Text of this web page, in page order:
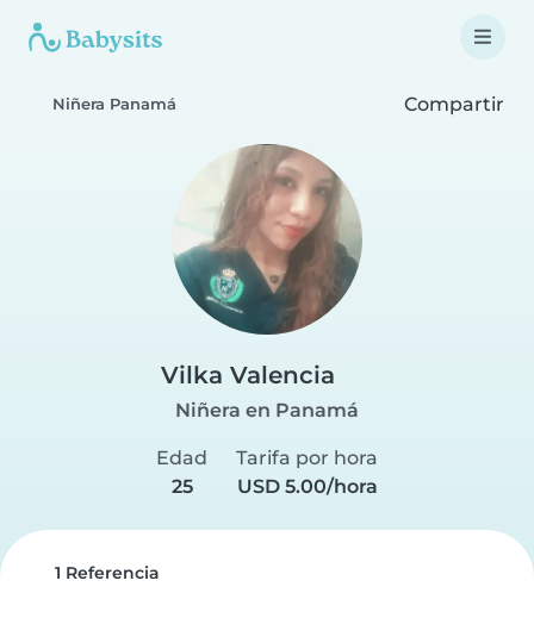
Niñera Panamá Compartir
Vilka Valencia
Niñera en Panamá
Edad
25
Tarifa por hora
USD 5.00/hora
1 Referencia